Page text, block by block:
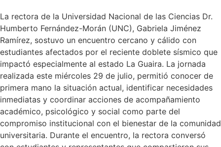
La rectora de la Universidad Nacional de las Ciencias Dr.
Humberto Fernández-Morán (UNC), Gabriela Jiménez
Ramírez, sostuvo un encuentro cercano y cálido con
estudiantes afectados por el reciente doblete sísmico que
impactó especialmente al estado La Guaira. La jornada
realizada este miércoles 29 de julio, permitió conocer de
primera mano la situación actual, identificar necesidades
inmediatas y coordinar acciones de acompañamiento
académico, psicológico y social como parte del
compromiso institucional con el bienestar de la comunidad
universitaria. Durante el encuentro, la rectora conversó